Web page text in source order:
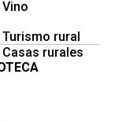
Vino
Turismo rural
Casas rurales